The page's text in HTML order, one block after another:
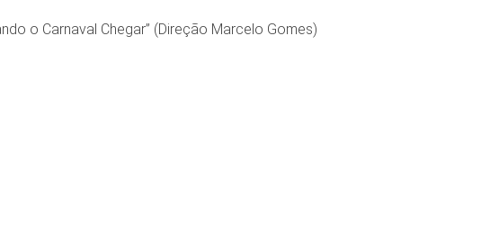
o Carnaval Chegar” (Direção Marcelo Gomes)